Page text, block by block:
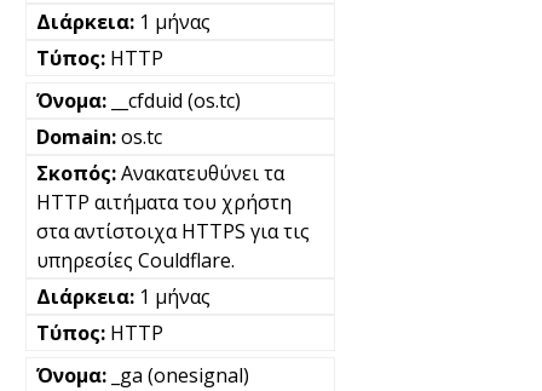
1 μήνας
HTTP
__cfduid (os.tc)
os.tc
Ανακατευθύνει τα
HTTP αιτήματα του χρήστη
στα αντίστοιχα HTTPS για τις
υπηρεσίες Couldflare.
1 μήνας
HTTP
_ga (onesignal)